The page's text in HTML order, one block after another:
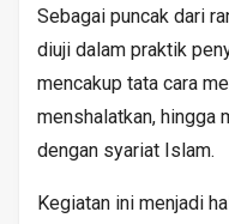
Sebagai puncak dari
diuji dalam praktik
mencakup tata cara
menshalatkan, hingga
dengan syariat Islam.
Kegiatan ini menjadi